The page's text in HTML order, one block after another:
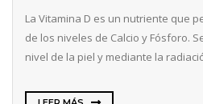
La Vitamina D es un nutriente que
de los niveles de Calcio y Fósforo.
nivel de la piel y mediante la